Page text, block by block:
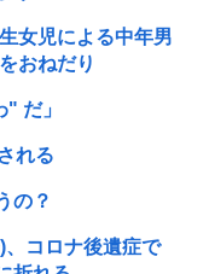
女児による中年男
おねだり
だ」
れる
の？
コロナ後遺症で